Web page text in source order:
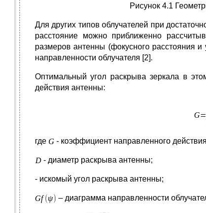
Рисунок 4.1
Для других типов облучателей при
расстояние можно приближенно
размеров антенны (фокусного расстояния
направленности облучателя [2].
Оптимальный угол раскрыва зеркала в
действия антенны:
где - коэффициент направленного
- диаметр раскрыва антенны;
- искомый угол раскрыва антенны;
– диаграмма направленности